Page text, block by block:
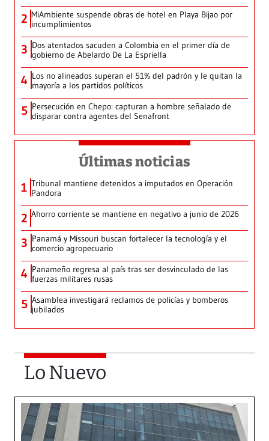
2 MiAmbiente suspende obras de hotel en Playa Bijao por
incumplimientos
3 Dos atentados sacuden a Colombia en el primer día de
gobierno de Abelardo De La Espriella
4 Los no alineados superan el 51% del padrón y le quitan la
mayoría a los partidos políticos
5 Persecución en Chepo: capturan a hombre señalado de
disparar contra agentes del Senafront
Últimas noticias
1 Tribunal mantiene detenidos a imputados en Operación
Pandora
2 Ahorro corriente se mantiene en negativo a junio de 2026
3 Panamá y Missouri buscan fortalecer la tecnología y el
comercio agropecuario
4 Panameño regresa al país tras ser desvinculado de las
fuerzas militares rusas
5 Asamblea investigará reclamos de policías y bomberos
jubilados
Lo Nuevo